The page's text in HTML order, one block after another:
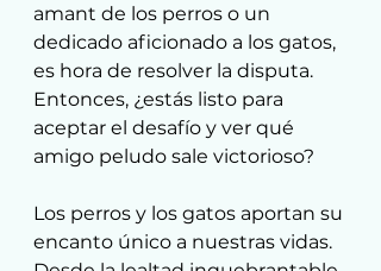
amant de los perros o un
dedicado aficionado a los gatos,
es hora de resolver la disputa.
Entonces, ¿estás listo para
aceptar el desafío y ver qué
amigo peludo sale victorioso?
Los perros y los gatos aportan su
encanto único a nuestras vidas.